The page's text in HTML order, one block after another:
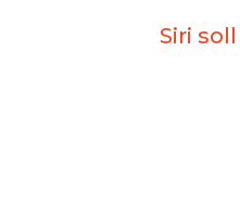
Siri